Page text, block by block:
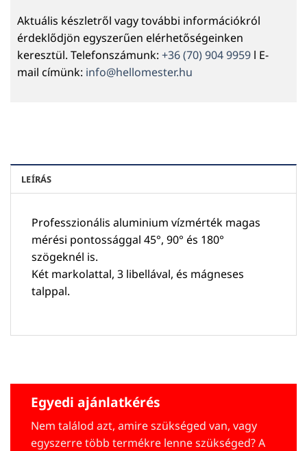
Aktuális készletről vagy további információkról
érdeklődjön egyszerűen elérhetőségeinken
keresztül. Telefonszámunk: +36 (70) 904 9959 l E-
mail címünk: info@hellomester.hu
LEÍRÁS
Professzionális aluminium vízmérték magas
mérési pontossággal 45°, 90° és 180°
szögeknél is.
Két markolattal, 3 libellával, és mágneses
talppal.
Egyedi ajánlatkérés
Nem találod azt, amire szükséged van, vagy
egyszerre több termékre lenne szükséged? A